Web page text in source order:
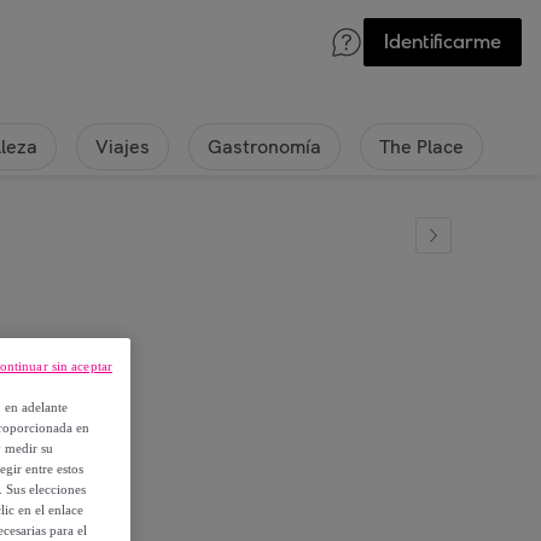
Identificarme
Viajes Gastronomía The Place
adelante
en
medir su
entre estos
elecciones
en el enlace
para el
sin aceptar